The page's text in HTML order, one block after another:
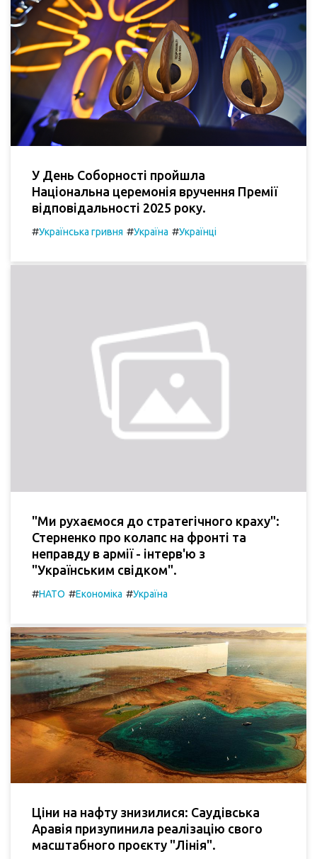
У День Соборності пройшла
Національна церемонія вручення Премії
відповідальності 2025 року.
#Українська гривня #Україна #Українці
"Ми рухаємося до стратегічного краху":
Стерненко про колапс на фронті та
неправду в армії - інтерв'ю з
"Українським свідком".
#НАТО #Економіка #Україна
Ціни на нафту знизилися: Саудівська
Аравія призупинила реалізацію свого
масштабного проєкту "Лінія".